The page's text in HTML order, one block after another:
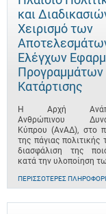
και
Χειρισμό των
Ελέγχων
Προγραμμάτων
Κατάρτισης
Η Αρχή
Ανθρώπινου
Κύπρου (ΑνΑΔ), στο
της πάγιας πολιτικής
διασφάλιση της
κατά την υλοποίηση
ΠΕΡΙΣΣΌΤΕΡΕΣ